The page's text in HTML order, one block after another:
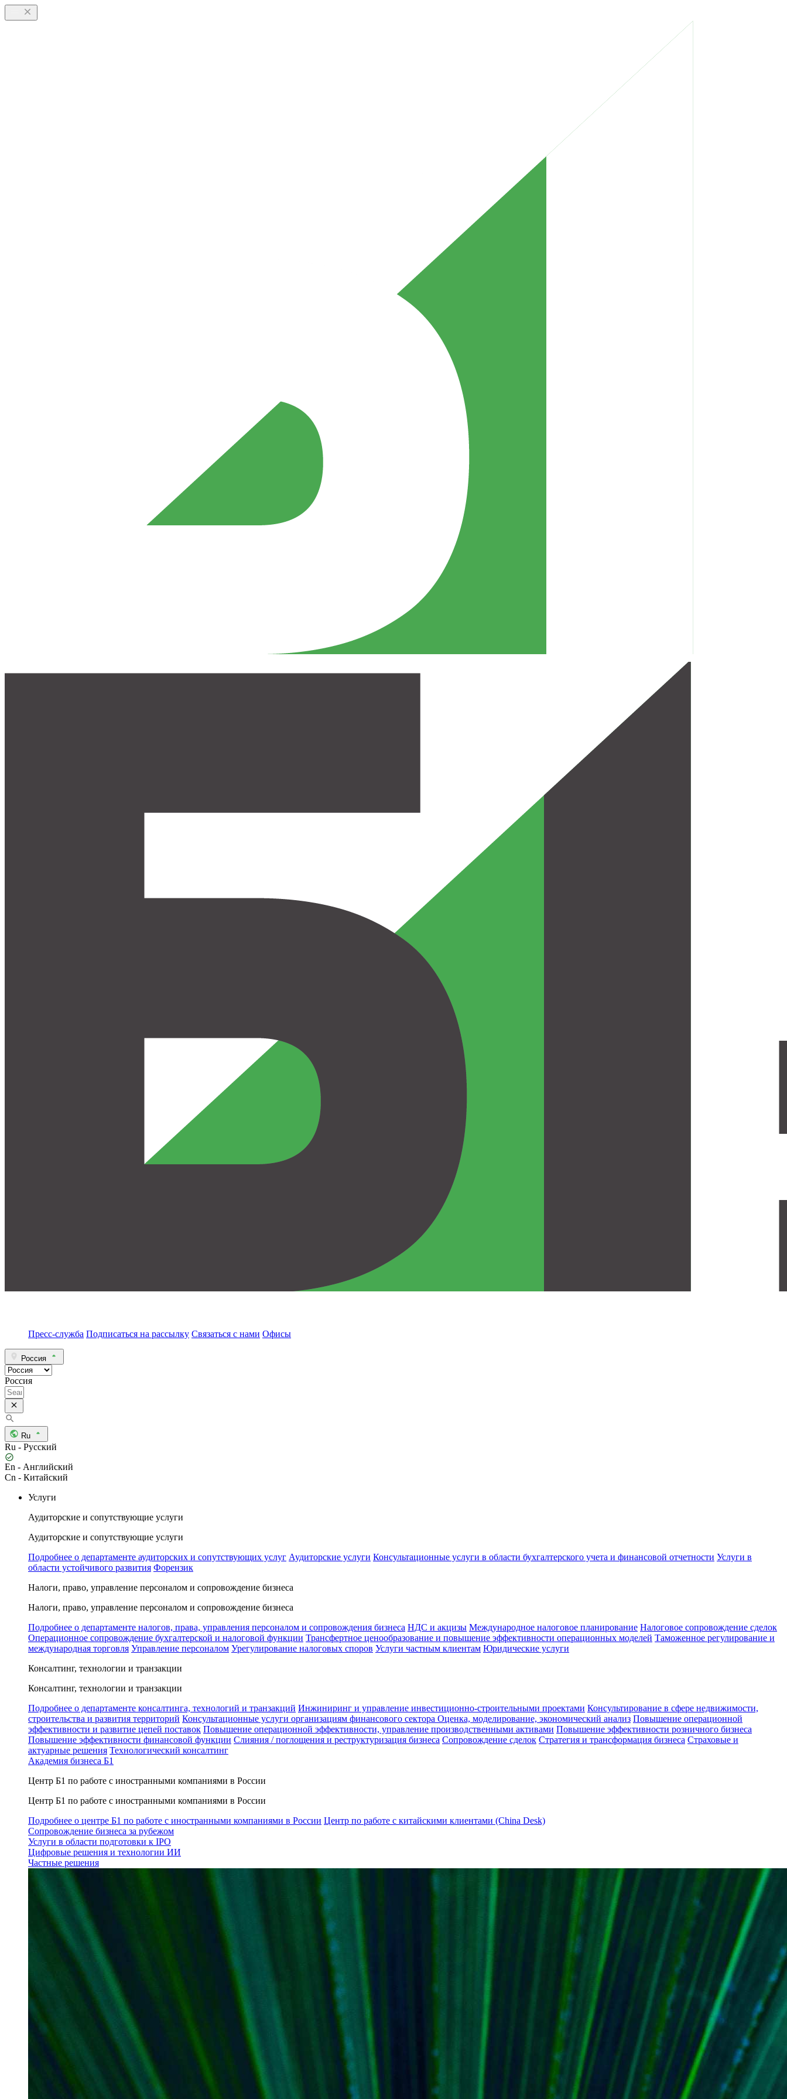
Пресс-служба Подписаться на рассылку Связаться с нами Офисы
Россия
Россия
Ru
Ru - Русский
En - Английский
Cn - Китайский
Услуги
Аудиторские и сопутствующие услуги
Аудиторские и сопутствующие услуги
Подробнее о департаменте аудиторских и сопутствующих услуг Аудиторские услуги Консультационные услуги в области бухгалтерского учета и финансовой отчетности Услуги в
области устойчивого развития Форензик
Налоги, право, управление персоналом и сопровождение бизнеса
Налоги, право, управление персоналом и сопровождение бизнеса
Подробнее о департаменте налогов, права, управления персоналом и сопровождения бизнеса НДС и акцизы Международное налоговое планирование Налоговое сопровождение сделок
Операционное сопровождение бухгалтерской и налоговой функции Трансфертное ценообразование и повышение эффективности операционных моделей Таможенное регулирование и
международная торговля Управление персоналом Урегулирование налоговых споров Услуги частным клиентам Юридические услуги
Консалтинг, технологии и транзакции
Консалтинг, технологии и транзакции
Подробнее о департаменте консалтинга, технологий и транзакций Инжиниринг и управление инвестиционно-строительными проектами Консультирование в сфере недвижимости,
строительства и развития территорий Консультационные услуги организациям финансового сектора Оценка, моделирование, экономический анализ Повышение операционной
эффективности и развитие цепей поставок Повышение операционной эффективности, управление производственными активами Повышение эффективности розничного бизнеса
Повышение эффективности финансовой функции Слияния / поглощения и реструктуризация бизнеса Сопровождение сделок Стратегия и трансформация бизнеса Страховые и
актуарные решения Технологический консалтинг
Академия бизнеса Б1
Центр Б1 по работе с иностранными компаниями в России
Центр Б1 по работе с иностранными компаниями в России
Подробнее о центре Б1 по работе с иностранными компаниями в России Центр по работе с китайскими клиентами (China Desk)
Сопровождение бизнеса за рубежом
Услуги в области подготовки к IPO
Цифровые решения и технологии ИИ
Частные решения